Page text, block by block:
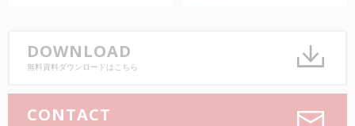
DOWNLOAD
無料資料ダウンロードはこちら
CONTACT